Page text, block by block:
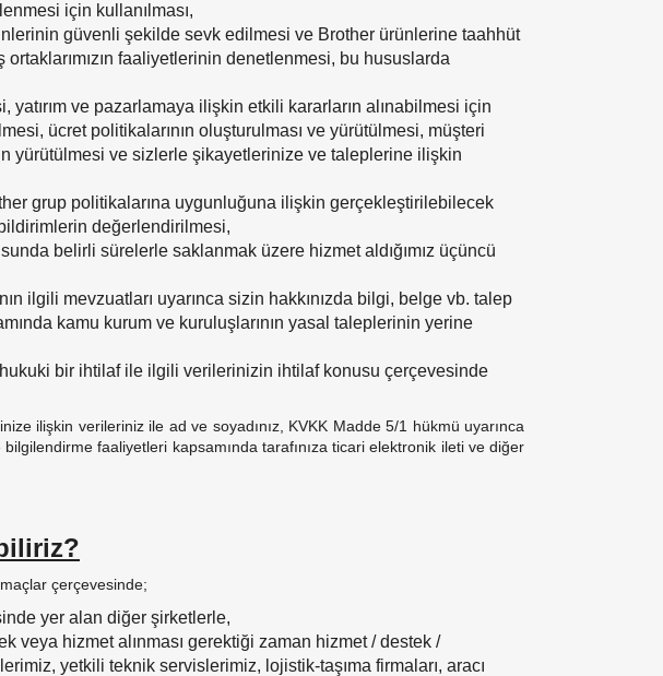
için kullanılması,
güvenli şekilde sevk edilmesi ve Brother ürünlerine taahhüt
faaliyetlerinin denetlenmesi, bu hususlarda
ve pazarlamaya ilişkin etkili kararların alınabilmesi için
ücret politikalarının oluşturulması ve yürütülmesi, müşteri
yürütülmesi ve sizlerle şikayetlerinize ve taleplerine ilişkin
grup politikalarına uygunluğuna ilişkin gerçekleştirilebilecek
değerlendirilmesi,
belirli sürelerle saklanmak üzere hizmet aldığımız üçüncü
ilgili mevzuatları uyarınca sizin hakkınızda bilgi, belge vb. talep
kamu kurum ve kuruluşlarının yasal taleplerinin yerine
bir ihtilaf ile ilgili verilerinizin ihtilaf konusu çerçevesinde
ilişkin verileriniz ile ad ve soyadınız, KVKK Madde 5/1 hükmü uyarınca
faaliyetleri kapsamında tarafınıza ticari elektronik ileti ve diğer
çerçevesinde;
yer alan diğer şirketlerle,
veya hizmet alınması gerektiği zaman hizmet / destek /
yetkili teknik servislerimiz, lojistik-taşıma firmaları, aracı